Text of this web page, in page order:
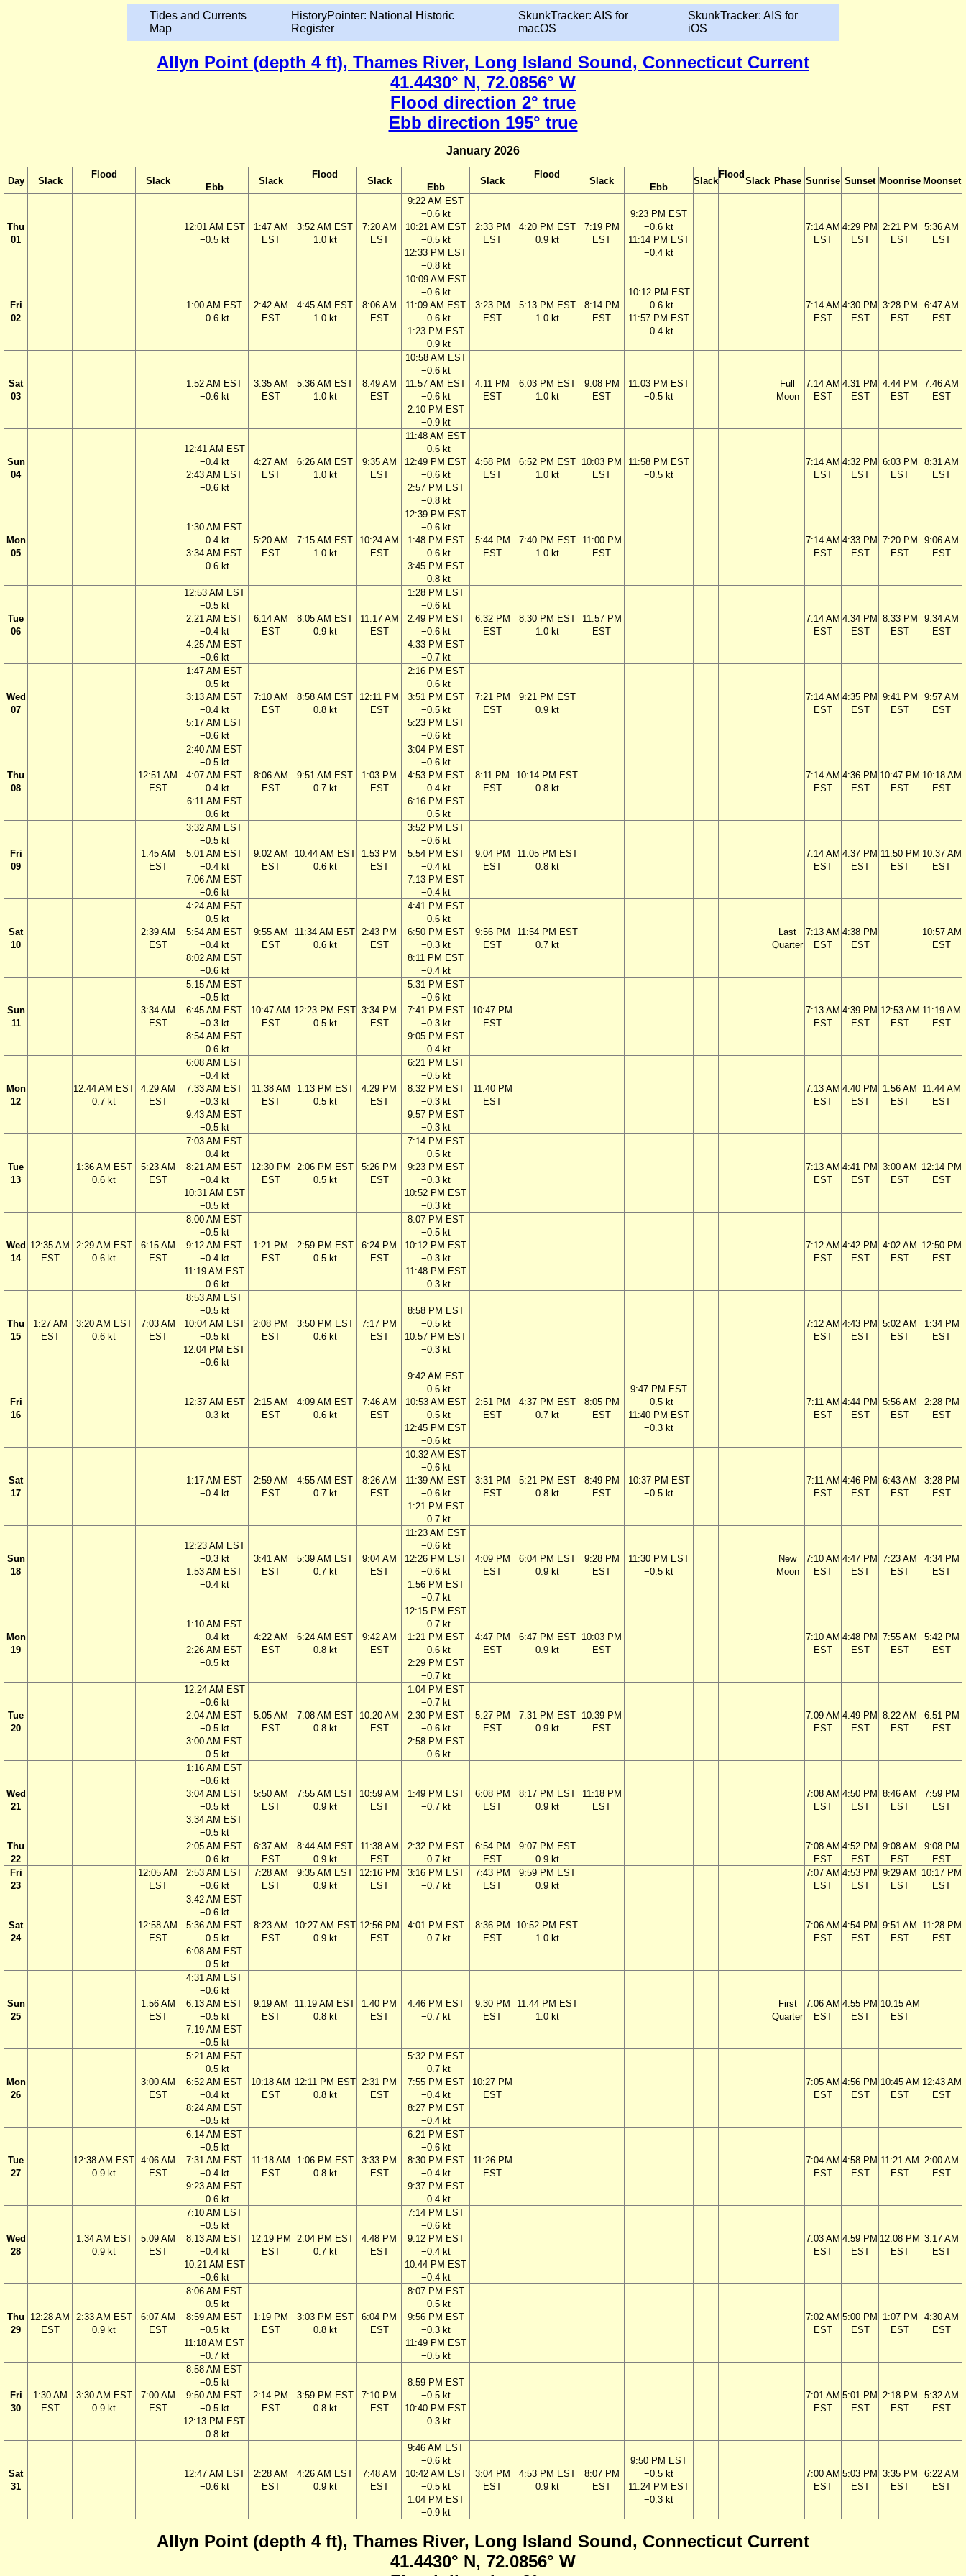
Tides and Currents
Map
HistoryPointer: National Historic
Register
SkunkTracker: AIS for
macOS
SkunkTracker: AIS for
iOS
Allyn Point (depth 4 ft), Thames River, Long Island Sound, Connecticut Current
41.4430° N, 72.0856° W
Flood direction 2° true
Ebb direction 195° true
January 2026
Day Slack
Flood
Slack
Ebb
Slack
Flood
Slack
Ebb
Slack
Flood
Slack
Ebb
Slack
Flood
Slack Phase Sunrise Sunset Moonrise Moonset
Thu
01
12:01 AM EST
−0.5 kt
1:47 AM
EST
3:52 AM EST
1.0 kt
7:20 AM
EST
9:22 AM EST
−0.6 kt
10:21 AM EST
−0.5 kt
12:33 PM EST
−0.8 kt
2:33 PM
EST
4:20 PM EST
0.9 kt
7:19 PM
EST
9:23 PM EST
−0.6 kt
11:14 PM EST
−0.4 kt
7:14 AM
EST
4:29 PM
EST
2:21 PM
EST
5:36 AM
EST
Fri
02
1:00 AM EST
−0.6 kt
2:42 AM
EST
4:45 AM EST
1.0 kt
8:06 AM
EST
10:09 AM EST
−0.6 kt
11:09 AM EST
−0.6 kt
1:23 PM EST
−0.9 kt
3:23 PM
EST
5:13 PM EST
1.0 kt
8:14 PM
EST
10:12 PM EST
−0.6 kt
11:57 PM EST
−0.4 kt
7:14 AM
EST
4:30 PM
EST
3:28 PM
EST
6:47 AM
EST
Sat
03
1:52 AM EST
−0.6 kt
3:35 AM
EST
5:36 AM EST
1.0 kt
8:49 AM
EST
10:58 AM EST
−0.6 kt
11:57 AM EST
−0.6 kt
2:10 PM EST
−0.9 kt
4:11 PM
EST
6:03 PM EST
1.0 kt
9:08 PM
EST
11:03 PM EST
−0.5 kt
Full
Moon
7:14 AM
EST
4:31 PM
EST
4:44 PM
EST
7:46 AM
EST
Sun
04
12:41 AM EST
−0.4 kt
2:43 AM EST
−0.6 kt
4:27 AM
EST
6:26 AM EST
1.0 kt
9:35 AM
EST
11:48 AM EST
−0.6 kt
12:49 PM EST
−0.6 kt
2:57 PM EST
−0.8 kt
4:58 PM
EST
6:52 PM EST
1.0 kt
10:03 PM
EST
11:58 PM EST
−0.5 kt
7:14 AM
EST
4:32 PM
EST
6:03 PM
EST
8:31 AM
EST
Mon
05
1:30 AM EST
−0.4 kt
3:34 AM EST
−0.6 kt
5:20 AM
EST
7:15 AM EST
1.0 kt
10:24 AM
EST
12:39 PM EST
−0.6 kt
1:48 PM EST
−0.6 kt
3:45 PM EST
−0.8 kt
5:44 PM
EST
7:40 PM EST
1.0 kt
11:00 PM
EST
7:14 AM
EST
4:33 PM
EST
7:20 PM
EST
9:06 AM
EST
Tue
06
12:53 AM EST
−0.5 kt
2:21 AM EST
−0.4 kt
4:25 AM EST
−0.6 kt
6:14 AM
EST
8:05 AM EST
0.9 kt
11:17 AM
EST
1:28 PM EST
−0.6 kt
2:49 PM EST
−0.6 kt
4:33 PM EST
−0.7 kt
6:32 PM
EST
8:30 PM EST
1.0 kt
11:57 PM
EST
7:14 AM
EST
4:34 PM
EST
8:33 PM
EST
9:34 AM
EST
Wed
07
1:47 AM EST
−0.5 kt
3:13 AM EST
−0.4 kt
5:17 AM EST
−0.6 kt
7:10 AM
EST
8:58 AM EST
0.8 kt
12:11 PM
EST
2:16 PM EST
−0.6 kt
3:51 PM EST
−0.5 kt
5:23 PM EST
−0.6 kt
7:21 PM
EST
9:21 PM EST
0.9 kt
7:14 AM
EST
4:35 PM
EST
9:41 PM
EST
9:57 AM
EST
Thu
08
12:51 AM
EST
2:40 AM EST
−0.5 kt
4:07 AM EST
−0.4 kt
6:11 AM EST
−0.6 kt
8:06 AM
EST
9:51 AM EST
0.7 kt
1:03 PM
EST
3:04 PM EST
−0.6 kt
4:53 PM EST
−0.4 kt
6:16 PM EST
−0.5 kt
8:11 PM
EST
10:14 PM EST
0.8 kt
7:14 AM
EST
4:36 PM
EST
10:47 PM
EST
10:18 AM
EST
Fri
09
1:45 AM
EST
3:32 AM EST
−0.5 kt
5:01 AM EST
−0.4 kt
7:06 AM EST
−0.6 kt
9:02 AM
EST
10:44 AM EST
0.6 kt
1:53 PM
EST
3:52 PM EST
−0.6 kt
5:54 PM EST
−0.4 kt
7:13 PM EST
−0.4 kt
9:04 PM
EST
11:05 PM EST
0.8 kt
7:14 AM
EST
4:37 PM
EST
11:50 PM
EST
10:37 AM
EST
Sat
10
2:39 AM
EST
4:24 AM EST
−0.5 kt
5:54 AM EST
−0.4 kt
8:02 AM EST
−0.6 kt
9:55 AM
EST
11:34 AM EST
0.6 kt
2:43 PM
EST
4:41 PM EST
−0.6 kt
6:50 PM EST
−0.3 kt
8:11 PM EST
−0.4 kt
9:56 PM
EST
11:54 PM EST
0.7 kt
Last
Quarter
7:13 AM
EST
4:38 PM
EST
10:57 AM
EST
Sun
11
3:34 AM
EST
5:15 AM EST
−0.5 kt
6:45 AM EST
−0.3 kt
8:54 AM EST
−0.6 kt
10:47 AM
EST
12:23 PM EST
0.5 kt
3:34 PM
EST
5:31 PM EST
−0.6 kt
7:41 PM EST
−0.3 kt
9:05 PM EST
−0.4 kt
10:47 PM
EST
7:13 AM
EST
4:39 PM
EST
12:53 AM
EST
11:19 AM
EST
Mon
12
12:44 AM EST
0.7 kt
4:29 AM
EST
6:08 AM EST
−0.4 kt
7:33 AM EST
−0.3 kt
9:43 AM EST
−0.5 kt
11:38 AM
EST
1:13 PM EST
0.5 kt
4:29 PM
EST
6:21 PM EST
−0.5 kt
8:32 PM EST
−0.3 kt
9:57 PM EST
−0.3 kt
11:40 PM
EST
7:13 AM
EST
4:40 PM
EST
1:56 AM
EST
11:44 AM
EST
Tue
13
1:36 AM EST
0.6 kt
5:23 AM
EST
7:03 AM EST
−0.4 kt
8:21 AM EST
−0.4 kt
10:31 AM EST
−0.5 kt
12:30 PM
EST
2:06 PM EST
0.5 kt
5:26 PM
EST
7:14 PM EST
−0.5 kt
9:23 PM EST
−0.3 kt
10:52 PM EST
−0.3 kt
7:13 AM
EST
4:41 PM
EST
3:00 AM
EST
12:14 PM
EST
Wed
14
12:35 AM
EST
2:29 AM EST
0.6 kt
6:15 AM
EST
8:00 AM EST
−0.5 kt
9:12 AM EST
−0.4 kt
11:19 AM EST
−0.6 kt
1:21 PM
EST
2:59 PM EST
0.5 kt
6:24 PM
EST
8:07 PM EST
−0.5 kt
10:12 PM EST
−0.3 kt
11:48 PM EST
−0.3 kt
7:12 AM
EST
4:42 PM
EST
4:02 AM
EST
12:50 PM
EST
Thu
15
1:27 AM
EST
3:20 AM EST
0.6 kt
7:03 AM
EST
8:53 AM EST
−0.5 kt
10:04 AM EST
−0.5 kt
12:04 PM EST
−0.6 kt
2:08 PM
EST
3:50 PM EST
0.6 kt
7:17 PM
EST
8:58 PM EST
−0.5 kt
10:57 PM EST
−0.3 kt
7:12 AM
EST
4:43 PM
EST
5:02 AM
EST
1:34 PM
EST
Fri
16
12:37 AM EST
−0.3 kt
2:15 AM
EST
4:09 AM EST
0.6 kt
7:46 AM
EST
9:42 AM EST
−0.6 kt
10:53 AM EST
−0.5 kt
12:45 PM EST
−0.6 kt
2:51 PM
EST
4:37 PM EST
0.7 kt
8:05 PM
EST
9:47 PM EST
−0.5 kt
11:40 PM EST
−0.3 kt
7:11 AM
EST
4:44 PM
EST
5:56 AM
EST
2:28 PM
EST
Sat
17
1:17 AM EST
−0.4 kt
2:59 AM
EST
4:55 AM EST
0.7 kt
8:26 AM
EST
10:32 AM EST
−0.6 kt
11:39 AM EST
−0.6 kt
1:21 PM EST
−0.7 kt
3:31 PM
EST
5:21 PM EST
0.8 kt
8:49 PM
EST
10:37 PM EST
−0.5 kt
7:11 AM
EST
4:46 PM
EST
6:43 AM
EST
3:28 PM
EST
Sun
18
12:23 AM EST
−0.3 kt
1:53 AM EST
−0.4 kt
3:41 AM
EST
5:39 AM EST
0.7 kt
9:04 AM
EST
11:23 AM EST
−0.6 kt
12:26 PM EST
−0.6 kt
1:56 PM EST
−0.7 kt
4:09 PM
EST
6:04 PM EST
0.9 kt
9:28 PM
EST
11:30 PM EST
−0.5 kt
New
Moon
7:10 AM
EST
4:47 PM
EST
7:23 AM
EST
4:34 PM
EST
Mon
19
1:10 AM EST
−0.4 kt
2:26 AM EST
−0.5 kt
4:22 AM
EST
6:24 AM EST
0.8 kt
9:42 AM
EST
12:15 PM EST
−0.7 kt
1:21 PM EST
−0.6 kt
2:29 PM EST
−0.7 kt
4:47 PM
EST
6:47 PM EST
0.9 kt
10:03 PM
EST
7:10 AM
EST
4:48 PM
EST
7:55 AM
EST
5:42 PM
EST
Tue
20
12:24 AM EST
−0.6 kt
2:04 AM EST
−0.5 kt
3:00 AM EST
−0.5 kt
5:05 AM
EST
7:08 AM EST
0.8 kt
10:20 AM
EST
1:04 PM EST
−0.7 kt
2:30 PM EST
−0.6 kt
2:58 PM EST
−0.6 kt
5:27 PM
EST
7:31 PM EST
0.9 kt
10:39 PM
EST
7:09 AM
EST
4:49 PM
EST
8:22 AM
EST
6:51 PM
EST
Wed
21
1:16 AM EST
−0.6 kt
3:04 AM EST
−0.5 kt
3:34 AM EST
−0.5 kt
5:50 AM
EST
7:55 AM EST
0.9 kt
10:59 AM
EST
1:49 PM EST
−0.7 kt
6:08 PM
EST
8:17 PM EST
0.9 kt
11:18 PM
EST
7:08 AM
EST
4:50 PM
EST
8:46 AM
EST
7:59 PM
EST
Thu
22
2:05 AM EST
−0.6 kt
6:37 AM
EST
8:44 AM EST
0.9 kt
11:38 AM
EST
2:32 PM EST
−0.7 kt
6:54 PM
EST
9:07 PM EST
0.9 kt
7:08 AM
EST
4:52 PM
EST
9:08 AM
EST
9:08 PM
EST
Fri
23
12:05 AM
EST
2:53 AM EST
−0.6 kt
7:28 AM
EST
9:35 AM EST
0.9 kt
12:16 PM
EST
3:16 PM EST
−0.7 kt
7:43 PM
EST
9:59 PM EST
0.9 kt
7:07 AM
EST
4:53 PM
EST
9:29 AM
EST
10:17 PM
EST
Sat
24
12:58 AM
EST
3:42 AM EST
−0.6 kt
5:36 AM EST
−0.5 kt
6:08 AM EST
−0.5 kt
8:23 AM
EST
10:27 AM EST
0.9 kt
12:56 PM
EST
4:01 PM EST
−0.7 kt
8:36 PM
EST
10:52 PM EST
1.0 kt
7:06 AM
EST
4:54 PM
EST
9:51 AM
EST
11:28 PM
EST
Sun
25
1:56 AM
EST
4:31 AM EST
−0.6 kt
6:13 AM EST
−0.5 kt
7:19 AM EST
−0.5 kt
9:19 AM
EST
11:19 AM EST
0.8 kt
1:40 PM
EST
4:46 PM EST
−0.7 kt
9:30 PM
EST
11:44 PM EST
1.0 kt
First
Quarter
7:06 AM
EST
4:55 PM
EST
10:15 AM
EST
Mon
26
3:00 AM
EST
5:21 AM EST
−0.5 kt
6:52 AM EST
−0.4 kt
8:24 AM EST
−0.5 kt
10:18 AM
EST
12:11 PM EST
0.8 kt
2:31 PM
EST
5:32 PM EST
−0.7 kt
7:55 PM EST
−0.4 kt
8:27 PM EST
−0.4 kt
10:27 PM
EST
7:05 AM
EST
4:56 PM
EST
10:45 AM
EST
12:43 AM
EST
Tue
27
12:38 AM EST
0.9 kt
4:06 AM
EST
6:14 AM EST
−0.5 kt
7:31 AM EST
−0.4 kt
9:23 AM EST
−0.6 kt
11:18 AM
EST
1:06 PM EST
0.8 kt
3:33 PM
EST
6:21 PM EST
−0.6 kt
8:30 PM EST
−0.4 kt
9:37 PM EST
−0.4 kt
11:26 PM
EST
7:04 AM
EST
4:58 PM
EST
11:21 AM
EST
2:00 AM
EST
Wed
28
1:34 AM EST
0.9 kt
5:09 AM
EST
7:10 AM EST
−0.5 kt
8:13 AM EST
−0.4 kt
10:21 AM EST
−0.6 kt
12:19 PM
EST
2:04 PM EST
0.7 kt
4:48 PM
EST
7:14 PM EST
−0.6 kt
9:12 PM EST
−0.4 kt
10:44 PM EST
−0.4 kt
7:03 AM
EST
4:59 PM
EST
12:08 PM
EST
3:17 AM
EST
Thu
29
12:28 AM
EST
2:33 AM EST
0.9 kt
6:07 AM
EST
8:06 AM EST
−0.5 kt
8:59 AM EST
−0.5 kt
11:18 AM EST
−0.7 kt
1:19 PM
EST
3:03 PM EST
0.8 kt
6:04 PM
EST
8:07 PM EST
−0.5 kt
9:56 PM EST
−0.3 kt
11:49 PM EST
−0.5 kt
7:02 AM
EST
5:00 PM
EST
1:07 PM
EST
4:30 AM
EST
Fri
30
1:30 AM
EST
3:30 AM EST
0.9 kt
7:00 AM
EST
8:58 AM EST
−0.5 kt
9:50 AM EST
−0.5 kt
12:13 PM EST
−0.8 kt
2:14 PM
EST
3:59 PM EST
0.8 kt
7:10 PM
EST
8:59 PM EST
−0.5 kt
10:40 PM EST
−0.3 kt
7:01 AM
EST
5:01 PM
EST
2:18 PM
EST
5:32 AM
EST
Sat
31
12:47 AM EST
−0.6 kt
2:28 AM
EST
4:26 AM EST
0.9 kt
7:48 AM
EST
9:46 AM EST
−0.6 kt
10:42 AM EST
−0.5 kt
1:04 PM EST
−0.9 kt
3:04 PM
EST
4:53 PM EST
0.9 kt
8:07 PM
EST
9:50 PM EST
−0.5 kt
11:24 PM EST
−0.3 kt
7:00 AM
EST
5:03 PM
EST
3:35 PM
EST
6:22 AM
EST
Allyn Point (depth 4 ft), Thames River, Long Island Sound, Connecticut Current
41.4430° N, 72.0856° W